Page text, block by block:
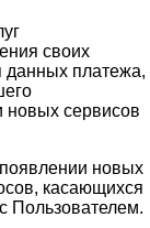
своих
данных платежа,
новых сервисов
новых
касающихся
Пользователем.